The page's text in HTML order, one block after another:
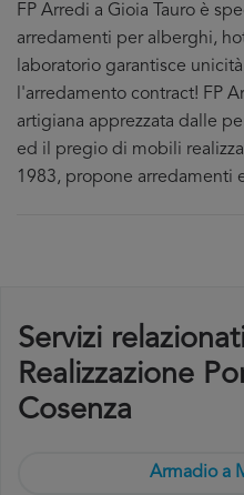
FP Arredi a Gioia Tauro è
arredamenti per alberghi,
laboratorio garantisce
l'arredamento contract! FP
artigiana apprezzata dalle
ed il pregio di mobili
1983, propone arredamenti
Servizi
Realizzazione
Cosenza
Armadio a